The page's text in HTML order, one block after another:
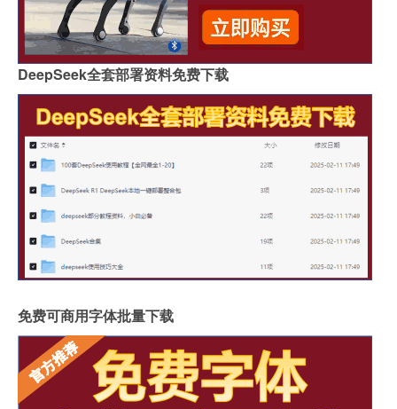
DeepSeek全套部署资料免费下载
免费可商用字体批量下载